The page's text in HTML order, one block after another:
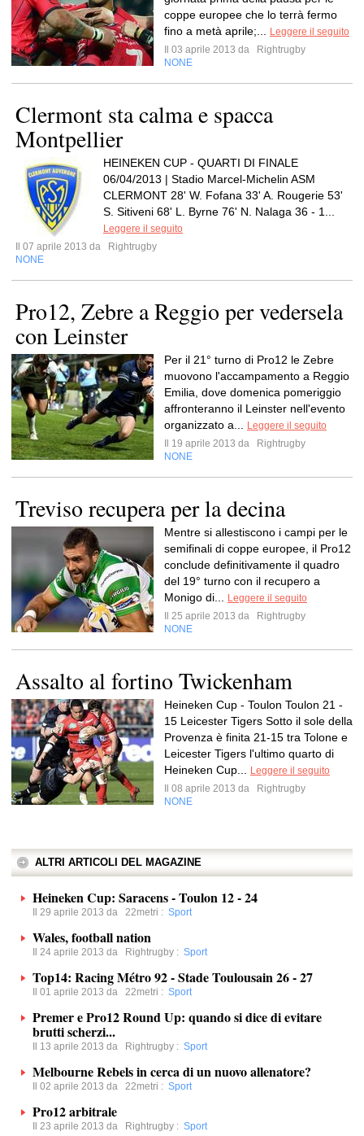
coppe europee che lo terrà fermo
fino a metà aprile;...
Leggere il seguito
Il 03 aprile 2013 da
Rightrugby
NONE
Clermont sta calma e spacca
Montpellier
HEINEKEN CUP - QUARTI DI FINALE
06/04/2013 | Stadio Marcel-Michelin ASM
CLERMONT 28' W. Fofana 33' A. Rougerie 53'
S. Sitiveni 68' L. Byrne 76' N. Nalaga 36 - 1...
Leggere il seguito
Il 07 aprile 2013 da
Rightrugby
NONE
Pro12, Zebre a Reggio per vedersela
con Leinster
Per il 21° turno di Pro12 le Zebre
muovono l'accampamento a Reggio
Emilia, dove domenica pomeriggio
affronteranno il Leinster nell'evento
organizzato a...
Leggere il seguito
Il 19 aprile 2013 da
Rightrugby
NONE
Treviso recupera per la decina
Mentre si allestiscono i campi per le
semifinali di coppe europee, il Pro12
conclude definitivamente il quadro
del 19° turno con il recupero a
Monigo di...
Leggere il seguito
Il 25 aprile 2013 da
Rightrugby
NONE
Assalto al fortino Twickenham
Heineken Cup - Toulon Toulon 21 -
15 Leicester Tigers Sotto il sole della
Provenza è finita 21-15 tra Tolone e
Leicester Tigers l'ultimo quarto di
Heineken Cup...
Leggere il seguito
Il 08 aprile 2013 da
Rightrugby
NONE
ALTRI ARTICOLI DEL MAGAZINE
Heineken Cup: Saracens - Toulon 12 - 24
Il 29 aprile 2013 da 22metri : Sport
Wales, football nation
Il 24 aprile 2013 da Rightrugby : Sport
Top14: Racing Métro 92 - Stade Toulousain 26 - 27
Il 01 aprile 2013 da 22metri : Sport
Premer e Pro12 Round Up: quando si dice di evitare
brutti scherzi...
Il 13 aprile 2013 da Rightrugby : Sport
Melbourne Rebels in cerca di un nuovo allenatore?
Il 02 aprile 2013 da 22metri : Sport
Pro12 arbitrale
Il 23 aprile 2013 da Rightrugby : Sport